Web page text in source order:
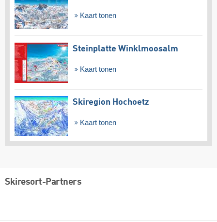
Kaart tonen
Steinplatte Winklmoosalm
Kaart tonen
Skiregion Hochoetz
Kaart tonen
Skiresort-Partners